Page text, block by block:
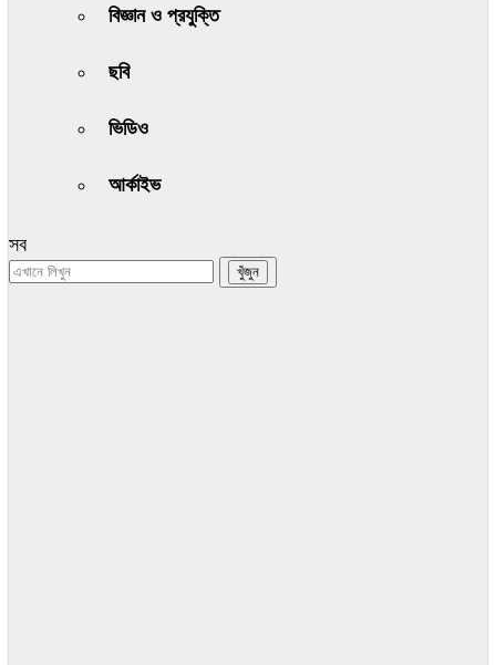
বিজ্ঞান ও প্রযুক্তি
ছবি
ভিডিও
আর্কাইভ
সব